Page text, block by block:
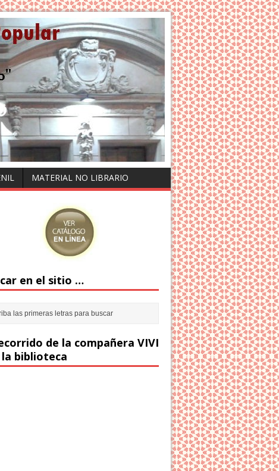
MATERIAL NO LIBRARIO
en el sitio …
de la compañera VIVI
biblioteca